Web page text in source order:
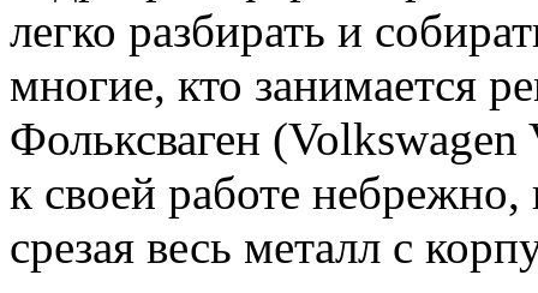
легко разбирать и
многие, кто занимается
Фольксваген
к своей работе
срезая весь металл с